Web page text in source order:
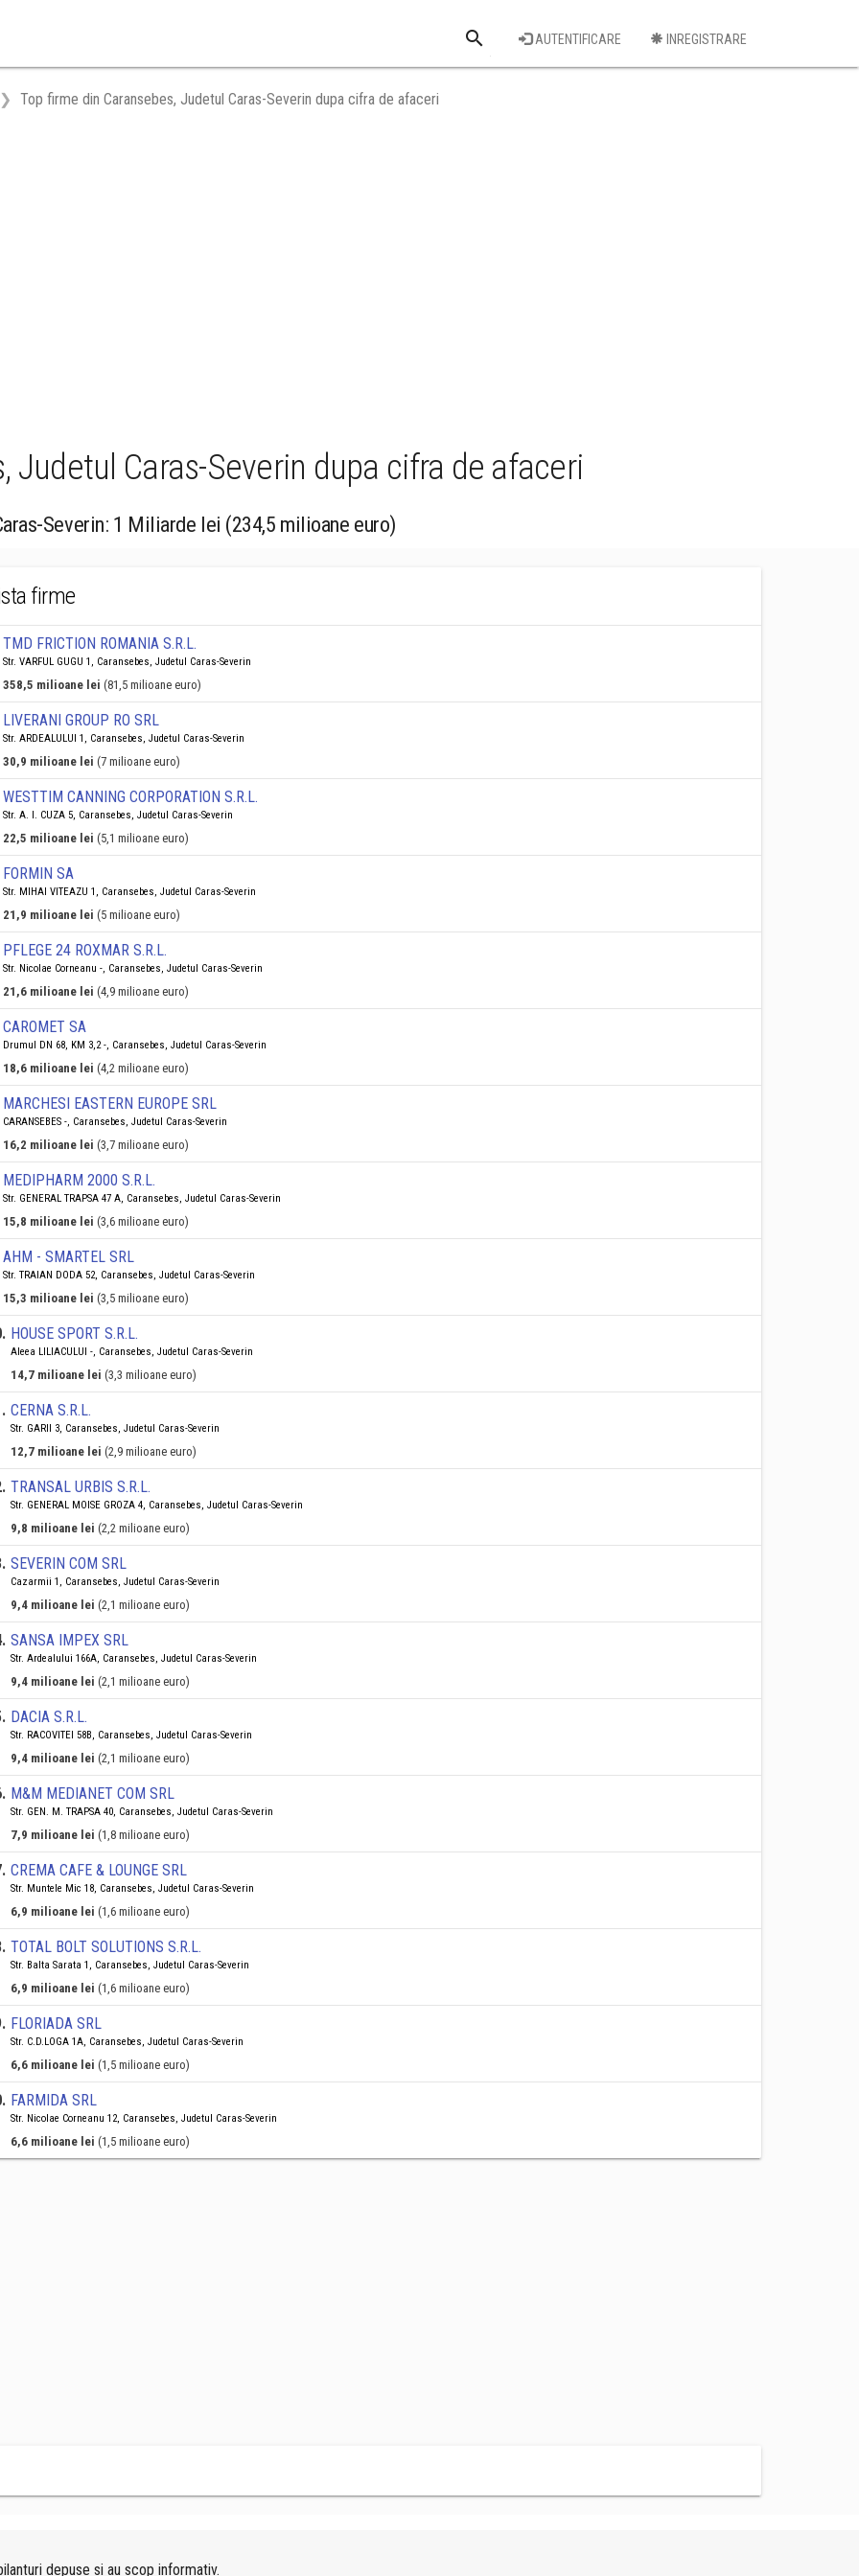
search
Cauta o firma
AUTENTIFICARE INREGISTRARE
Top firme din Caransebes, Judetul Caras-Severin dupa cifra de afaceri
Judetul Caras-Severin dupa cifra de afaceri
Severin: 1 Miliarde lei (234,5 milioane euro)
firme
TMD FRICTION ROMANIA S.R.L.
Str. VARFUL GUGU 1, Caransebes, Judetul Caras-Severin
358,5 milioane lei (81,5 milioane euro)
LIVERANI GROUP RO SRL
Str. ARDEALULUI 1, Caransebes, Judetul Caras-Severin
30,9 milioane lei (7 milioane euro)
WESTTIM CANNING CORPORATION S.R.L.
Str. A. I. CUZA 5, Caransebes, Judetul Caras-Severin
22,5 milioane lei (5,1 milioane euro)
FORMIN SA
Str. MIHAI VITEAZU 1, Caransebes, Judetul Caras-Severin
21,9 milioane lei (5 milioane euro)
PFLEGE 24 ROXMAR S.R.L.
Str. Nicolae Corneanu -, Caransebes, Judetul Caras-Severin
21,6 milioane lei (4,9 milioane euro)
CAROMET SA
Drumul DN 68, KM 3,2 -, Caransebes, Judetul Caras-Severin
18,6 milioane lei (4,2 milioane euro)
MARCHESI EASTERN EUROPE SRL
CARANSEBES -, Caransebes, Judetul Caras-Severin
16,2 milioane lei (3,7 milioane euro)
MEDIPHARM 2000 S.R.L.
Str. GENERAL TRAPSA 47 A, Caransebes, Judetul Caras-Severin
15,8 milioane lei (3,6 milioane euro)
AHM - SMARTEL SRL
Str. TRAIAN DODA 52, Caransebes, Judetul Caras-Severin
15,3 milioane lei (3,5 milioane euro)
. HOUSE SPORT S.R.L.
Aleea LILIACULUI -, Caransebes, Judetul Caras-Severin
14,7 milioane lei (3,3 milioane euro)
. CERNA S.R.L.
Str. GARII 3, Caransebes, Judetul Caras-Severin
12,7 milioane lei (2,9 milioane euro)
. TRANSAL URBIS S.R.L.
Str. GENERAL MOISE GROZA 4, Caransebes, Judetul Caras-Severin
9,8 milioane lei (2,2 milioane euro)
. SEVERIN COM SRL
Cazarmii 1, Caransebes, Judetul Caras-Severin
9,4 milioane lei (2,1 milioane euro)
. SANSA IMPEX SRL
Str. Ardealului 166A, Caransebes, Judetul Caras-Severin
9,4 milioane lei (2,1 milioane euro)
. DACIA S.R.L.
Str. RACOVITEI 58B, Caransebes, Judetul Caras-Severin
9,4 milioane lei (2,1 milioane euro)
. M&M MEDIANET COM SRL
Str. GEN. M. TRAPSA 40, Caransebes, Judetul Caras-Severin
7,9 milioane lei (1,8 milioane euro)
. CREMA CAFE & LOUNGE SRL
Str. Muntele Mic 18, Caransebes, Judetul Caras-Severin
6,9 milioane lei (1,6 milioane euro)
. TOTAL BOLT SOLUTIONS S.R.L.
Str. Balta Sarata 1, Caransebes, Judetul Caras-Severin
6,9 milioane lei (1,6 milioane euro)
. FLORIADA SRL
Str. C.D.LOGA 1A, Caransebes, Judetul Caras-Severin
6,6 milioane lei (1,5 milioane euro)
. FARMIDA SRL
Str. Nicolae Corneanu 12, Caransebes, Judetul Caras-Severin
6,6 milioane lei (1,5 milioane euro)
depuse si au scop informativ.